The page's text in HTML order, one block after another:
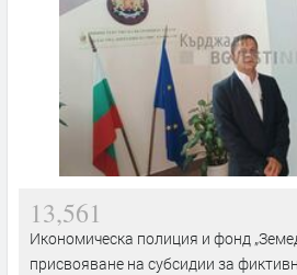
13,561
Икономическа полиция и фонд
присвояване на субсидии за